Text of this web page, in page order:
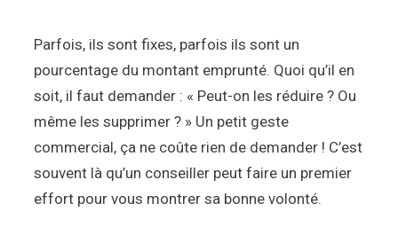
Parfois, ils sont fixes, parfois ils sont un
pourcentage du montant emprunté. Quoi qu’il en
soit, il faut demander : « Peut-on les réduire ? Ou
même les supprimer ? » Un petit geste
commercial, ça ne coûte rien de demander ! C’est
souvent là qu’un conseiller peut faire un premier
effort pour vous montrer sa bonne volonté.